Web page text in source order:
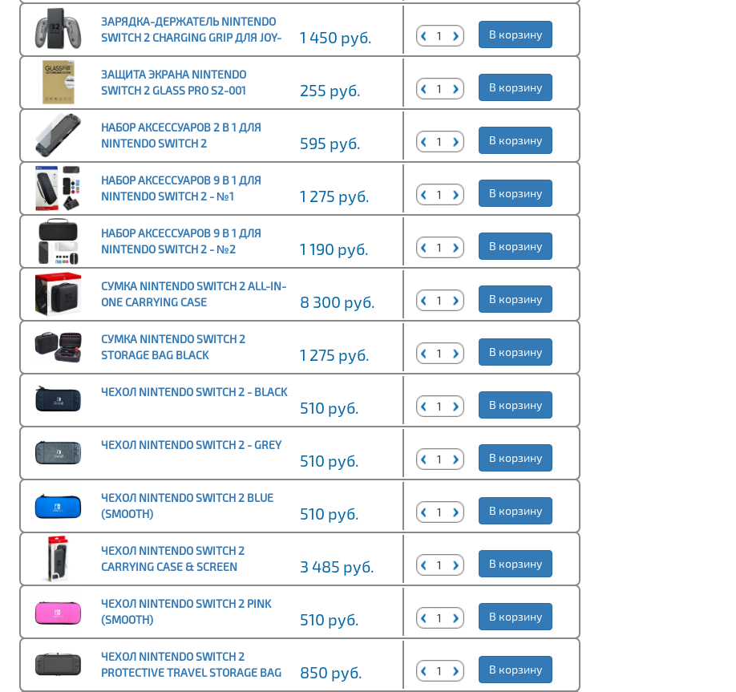
ЗАРЯДКА-ДЕРЖАТЕЛЬ NINTENDO
SWITCH 2 CHARGING GRIP ДЛЯ JOY-
CON 2
1 450 руб. В корзину
ЗАЩИТА ЭКРАНА NINTENDO
SWITCH 2 GLASS PRO S2-001
255 руб. В корзину
НАБОР АКСЕССУАРОВ 2 В 1 ДЛЯ
NINTENDO SWITCH 2
СИЛИКОНОВЫЙ ЧЕХОЛ +
ЗАЩИТНОЕ СТЕКЛО IPEGA PG-
SW2024A
595 руб. В корзину
НАБОР АКСЕССУАРОВ 9 В 1 ДЛЯ
NINTENDO SWITCH 2 - №1
1 275 руб. В корзину
НАБОР АКСЕССУАРОВ 9 В 1 ДЛЯ
NINTENDO SWITCH 2 - №2
1 190 руб. В корзину
СУМКА NINTENDO SWITCH 2 ALL-IN-
ONE CARRYING CASE
8 300 руб. В корзину
СУМКА NINTENDO SWITCH 2
STORAGE BAG BLACK
1 275 руб. В корзину
ЧЕХОЛ NINTENDO SWITCH 2 - BLACK
510 руб. В корзину
ЧЕХОЛ NINTENDO SWITCH 2 - GREY
510 руб. В корзину
ЧЕХОЛ NINTENDO SWITCH 2 BLUE
(SMOOTH)
510 руб. В корзину
ЧЕХОЛ NINTENDO SWITCH 2
CARRYING CASE & SCREEN
PROTECTOR
3 485 руб. В корзину
ЧЕХОЛ NINTENDO SWITCH 2 PINK
(SMOOTH)
510 руб. В корзину
ЧЕХОЛ NINTENDO SWITCH 2
PROTECTIVE TRAVEL STORAGE BAG
OIVO IV-SW626 BLACK
850 руб. В корзину